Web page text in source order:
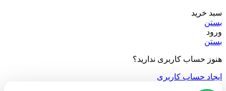
سبد خرید
بستن
ورود
بستن
هنوز حساب کاربری ندارید؟
ایجاد حساب کاربری